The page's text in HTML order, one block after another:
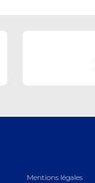
Mentions légales